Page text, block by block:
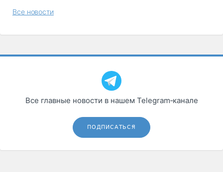
Все новости
Все главные новости в нашем Telegram‑канале
ПОДПИСАТЬСЯ